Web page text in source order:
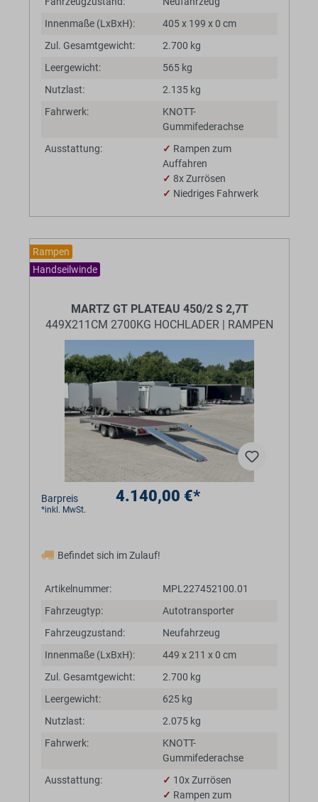
Innenmaße (LxBxH):
405 x 199 x 0 cm
Zul. Gesamtgewicht:
2.700 kg
Leergewicht:
565 kg
Nutzlast:
2.135 kg
Fahrwerk:
KNOTT-
Gummifederachse
Ausstattung:
✓ Rampen zum
Auffahren
✓ 8x Zurrösen
✓ Niedriges Fahrwerk
Rampen
Handseilwinde
MARTZ GT PLATEAU 450/2 S 2,7T
449X211CM 2700KG HOCHLADER | RAMPEN
Barpreis 4.140,00 €*
*inkl. MwSt.
Befindet sich im Zulauf!
Artikelnummer:
MPL227452100.01
Fahrzeugtyp:
Autotransporter
Fahrzeugzustand:
Neufahrzeug
Innenmaße (LxBxH):
449 x 211 x 0 cm
Zul. Gesamtgewicht:
2.700 kg
Leergewicht:
625 kg
Nutzlast:
2.075 kg
Fahrwerk:
KNOTT-
Gummifederachse
Ausstattung:
✓ 10x Zurrösen
✓ Rampen zum